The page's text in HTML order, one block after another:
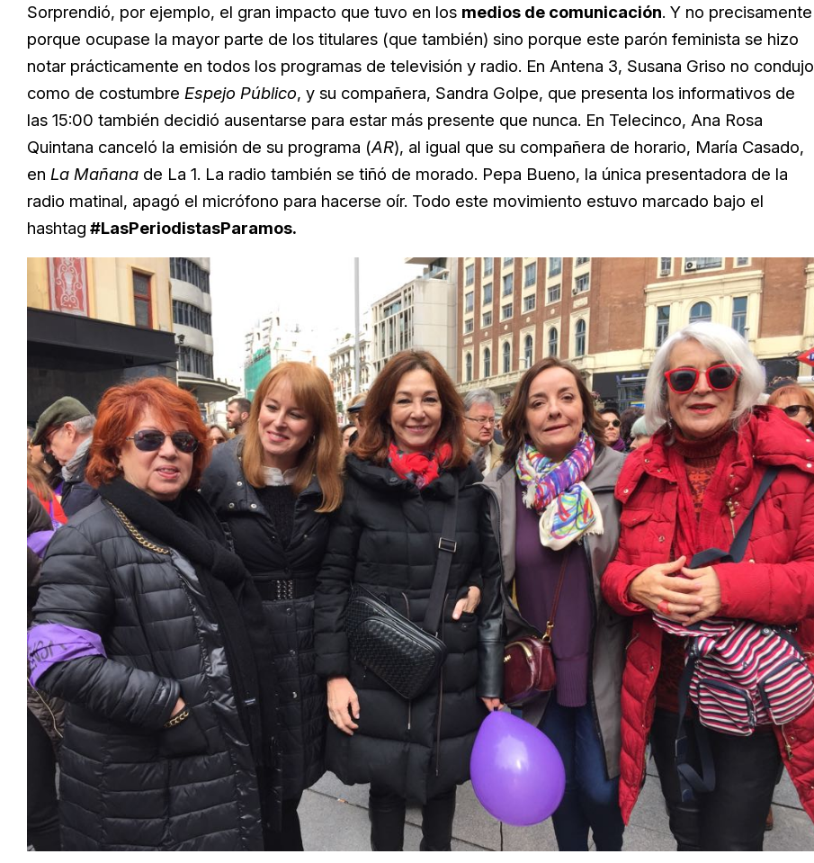
Sorprendió, por ejemplo, el gran impacto que tuvo en los medios de comunicación. Y no precisamente
porque ocupase la mayor parte de los titulares (que también) sino porque este parón feminista se hizo
notar prácticamente en todos los programas de televisión y radio. En Antena 3, Susana Griso no condujo
como de costumbre Espejo Público, y su compañera, Sandra Golpe, que presenta los informativos de
las 15:00 también decidió ausentarse para estar más presente que nunca. En Telecinco, Ana Rosa
Quintana canceló la emisión de su programa (AR), al igual que su compañera de horario, María Casado,
en La Mañana de La 1. La radio también se tiñó de morado. Pepa Bueno, la única presentadora de la
radio matinal, apagó el micrófono para hacerse oír. Todo este movimiento estuvo marcado bajo el
hashtag #LasPeriodistasParamos.